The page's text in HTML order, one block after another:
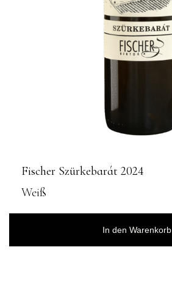
Fischer Szürkebarát 2024
Weiß
In den Warenkorb